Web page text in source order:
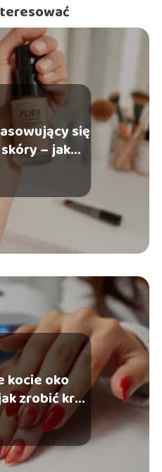
się
– jak
kocie oko
zrobić krok